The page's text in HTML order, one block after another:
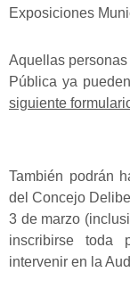
Exposiciones
Aquellas
Pública ya
siguiente
También podrán
del Concejo
3 de marzo
inscribirse toda
intervenir en la